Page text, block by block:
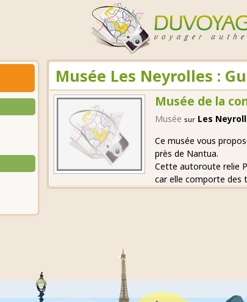
Musée Les Neyrolles :
Musée de la
Musée sur Les
Ce musée vous
près de Nantua.
Cette autoroute relie
car elle comporte des